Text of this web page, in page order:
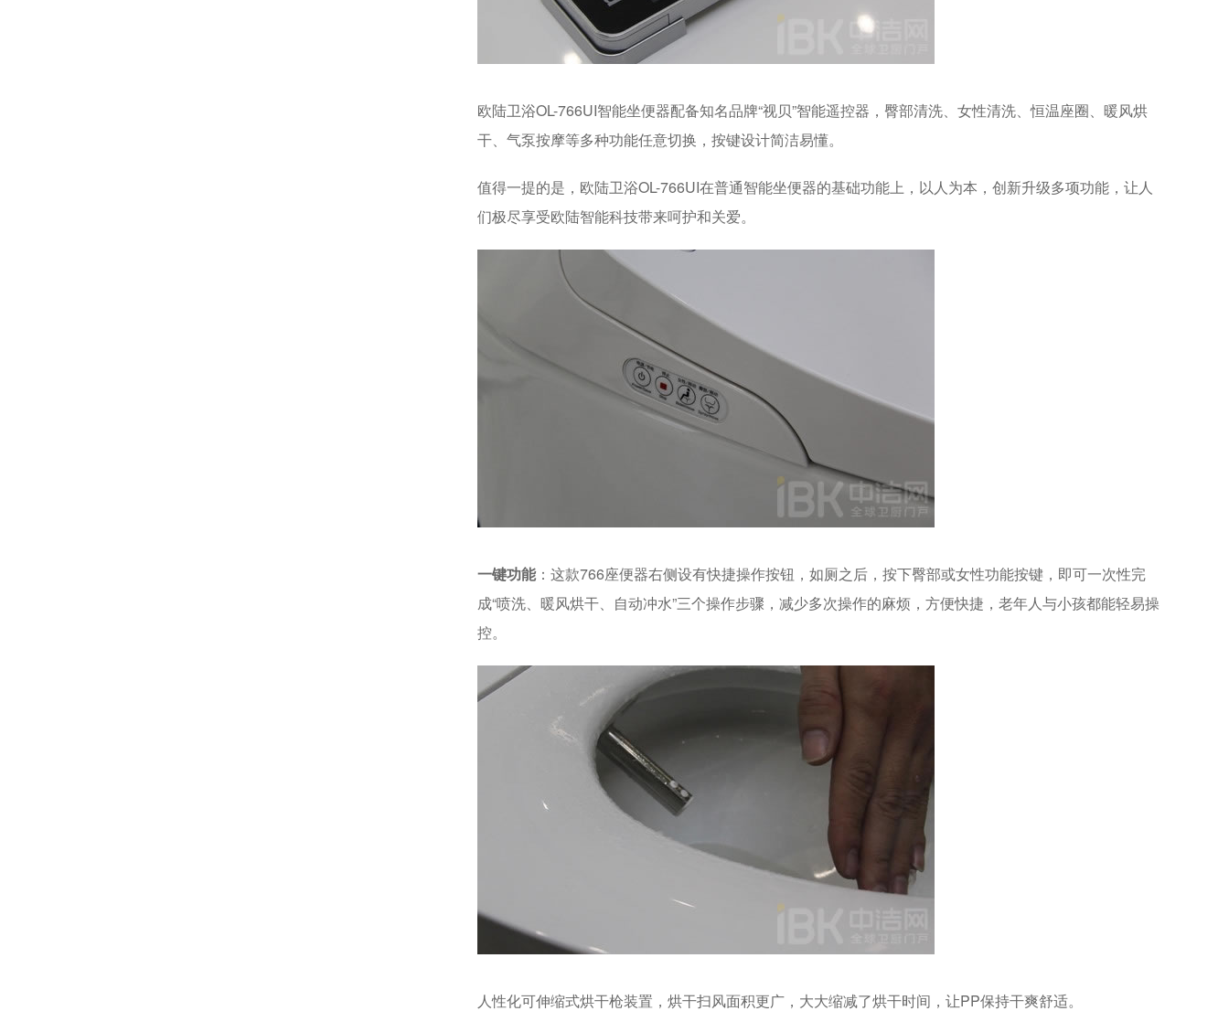
欧陆卫浴OL-766UI智能坐便器配备知名品牌“视贝”智能遥控器，臀部清洗、女性清洗、恒温座圈、暖风烘
干、气泵按摩等多种功能任意切换，按键设计简洁易懂。
值得一提的是，欧陆卫浴OL-766UI在普通智能坐便器的基础功能上，以人为本，创新升级多项功能，让人
们极尽享受欧陆智能科技带来呵护和关爱。
一键功能：这款766座便器右侧设有快捷操作按钮，如厕之后，按下臀部或女性功能按键，即可一次性完
成“喷洗、暖风烘干、自动冲水”三个操作步骤，减少多次操作的麻烦，方便快捷，老年人与小孩都能轻易操
控。
人性化可伸缩式烘干枪装置，烘干扫风面积更广，大大缩减了烘干时间，让PP保持干爽舒适。